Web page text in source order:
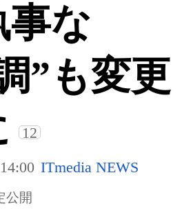
事な
”も変更
12
ITmedia NEWS
公開